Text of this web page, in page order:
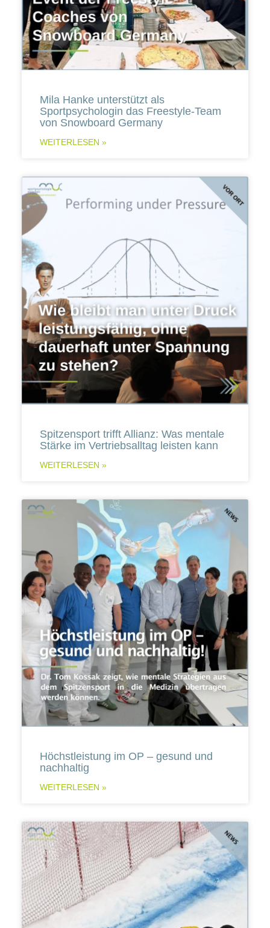
Mila Hanke unterstützt als
Sportpsychologin das Freestyle-Team
von Snowboard Germany
WEITERLESEN »
Spitzensport trifft Allianz: Was mentale
Stärke im Vertriebsalltag leisten kann
WEITERLESEN »
Höchstleistung im OP – gesund und
nachhaltig
WEITERLESEN »